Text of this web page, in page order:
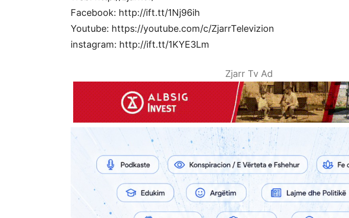
Facebook: http://ift.tt/1Nj96ih
Youtube: https://youtube.com/c/ZjarrTelevizion
instagram: http://ift.tt/1KYE3Lm
Zjarr Tv Ad